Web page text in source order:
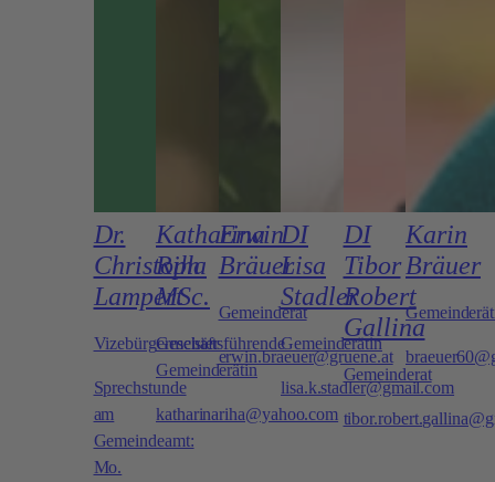
Dr.
Christoph
Lampert
Vizebürgermeister
Sprechstunde
am
Gemeindeamt:
Mo.
Katharina
Riha
MSc.
Geschäftsführende
Gemeinderätin
katharinariha@yahoo.com
Erwin
Bräuer
Gemeinderat
erwin.braeuer@gruene.at
DI
Lisa
Stadler
Gemeinderätin
lisa.k.stadler@gmail.com
DI
Tibor
Robert
Gallina
Gemeinderat
Karin
Bräuer